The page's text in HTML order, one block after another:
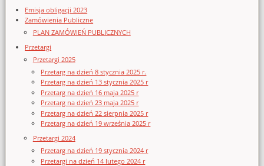
Emisja obligacji 2023
Zamówienia Publiczne
PLAN ZAMÓWIEŃ PUBLICZNYCH
Przetargi
Przetargi 2025
Przetarg na dzień 8 stycznia 2025 r.
Przetarg na dzień 13 stycznia 2025 r
Przetarg na dzień 16 maja 2025 r
Przetarg na dzień 23 maja 2025 r
Przetarg na dzień 22 sierpnia 2025 r
Przetarg na dzień 19 września 2025 r
Przetargi 2024
Przetarg na dzień 19 stycznia 2024 r
Przetargi na dzień 14 lutego 2024 r